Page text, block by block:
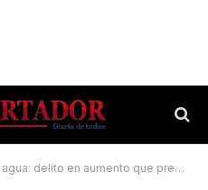
en aumento que preocupa a vecinos